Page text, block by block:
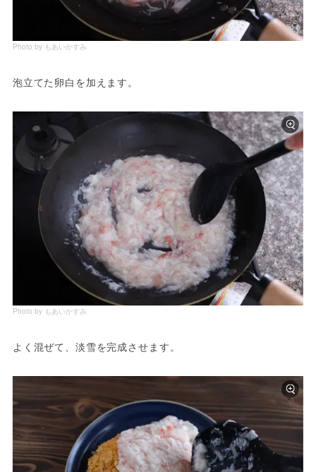
Photo by もあいかすみ
泡立てた卵白を加えます。
Photo by もあいかすみ
よく混ぜて、淡雪を完成させます。